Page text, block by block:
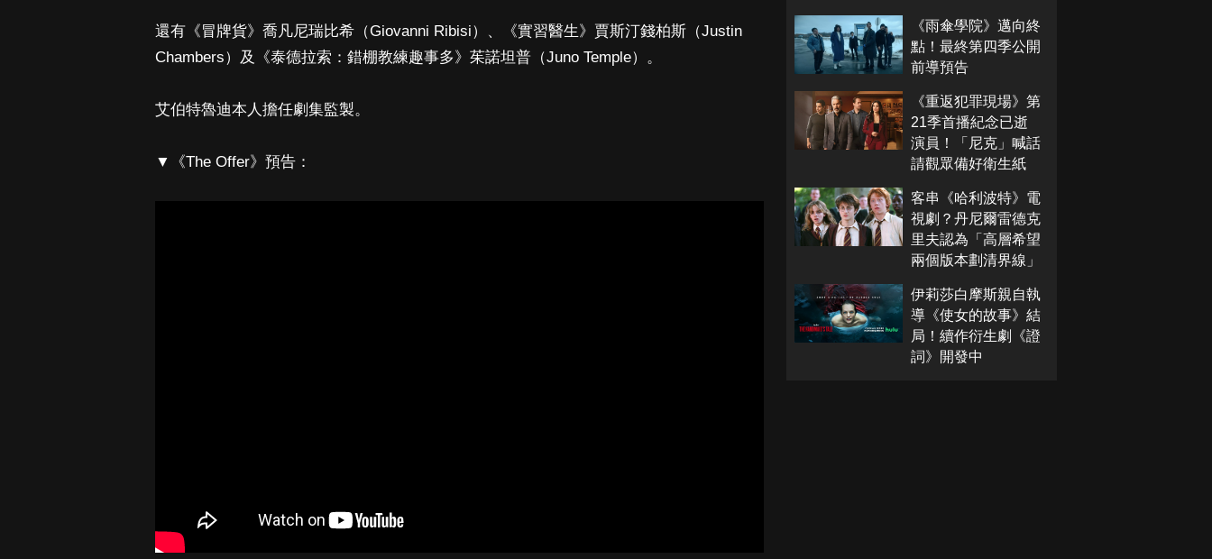
還有《冒牌貨》喬凡尼瑞比希（Giovanni Ribisi）、《實習醫生》賈斯汀錢柏斯（Justin
Chambers）及《泰德拉索：錯棚教練趣事多》茱諾坦普（Juno Temple）。
艾伯特魯迪本人擔任劇集監製。
▼《The Offer》預告：
《雨傘學院》邁向終
點！最終第四季公開
前導預告
《重返犯罪現場》第
21季首播紀念已逝
演員！「尼克」喊話
請觀眾備好衛生紙
客串《哈利波特》電
視劇？丹尼爾雷德克
里夫認為「高層希望
兩個版本劃清界線」
伊莉莎白摩斯親自執
導《使女的故事》結
局！續作衍生劇《證
詞》開發中